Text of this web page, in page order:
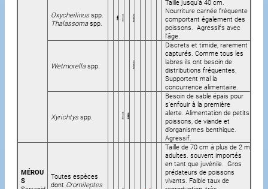
Oxycheilinusspp.
Thalassomaspp.
Taille jusqu’à 40 cm.
Nourriture carnée fréquente
comportant également des
poissons. Agressifs avec
l’âge.
Wetmorellaspp.
Discrets et timide, rarement
capturés. Comme tous les
labres ils ont besoin de
distributions fréquentes.
Supportent mal la
concurrence alimentaire.
Xyrichtysspp.
Besoin de sable épais pour
s’enfouir à la première
alerte. Alimentation de petits
poissons, de viande et
d’organismes benthique.
Agressif.
MÉROU
S
Toutes espèces
dont Cromileptes
Taille de 70 cm à plus de 2 m
adultes. souvent importés
en tant que juvénile. Gros
prédateurs de poissons
vivants. Faible taux de